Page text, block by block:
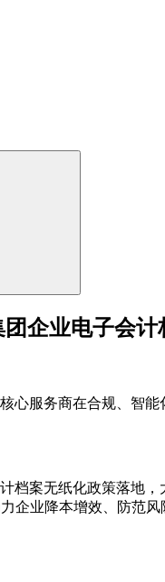
企业电子会
服务商在合规、智
案无纸化政策落地
业降本增效、防范